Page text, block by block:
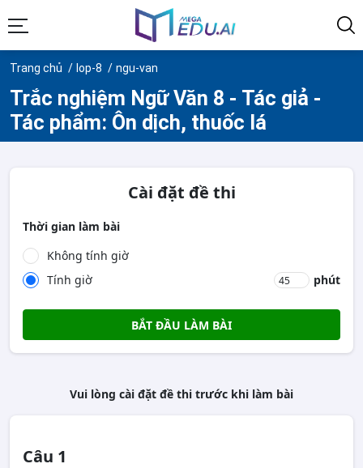
Trang chủ lop-8 ngu-van
Trắc nghiệm Ngữ Văn 8 - Tác giả -
Tác phẩm: Ôn dịch, thuốc lá
Cài đặt đề thi
Thời gian làm bài
Không tính giờ
Tính giờ
phút
BẮT ĐẦU LÀM BÀI
Vui lòng cài đặt đề thi trước khi làm bài
Câu 1